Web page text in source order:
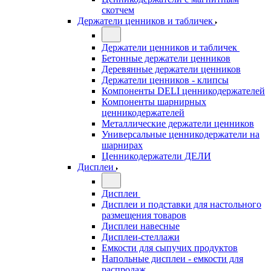
скотчем
Держатели ценников и табличек
Держатели ценников и табличек
Бетонные держатели ценников
Деревянные держатели ценников
Держатели ценников - клипсы
Компоненты DELI ценникодержателей
Компоненты шарнирных
ценникодержателей
Металлические держатели ценников
Универсальные ценникодержатели на
шарнирах
Ценникодержатели ДЕЛИ
Дисплеи
Дисплеи
Дисплеи и подставки для настольного
размещения товаров
Дисплеи навесные
Дисплеи-стеллажи
Емкости для сыпучих продуктов
Напольные дисплеи - емкости для